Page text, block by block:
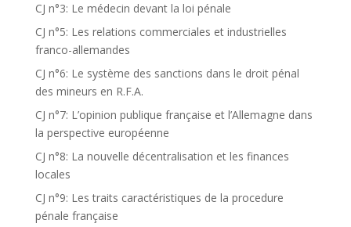
CJ n°3: Le médecin devant la loi pénale
CJ n°5: Les relations commerciales et industrielles
franco-allemandes
CJ n°6: Le système des sanctions dans le droit pénal
des mineurs en R.F.A.
CJ n°7: L’opinion publique française et l’Allemagne dans
la perspective européenne
CJ n°8: La nouvelle décentralisation et les finances
locales
CJ n°9: Les traits caractéristiques de la procedure
pénale française